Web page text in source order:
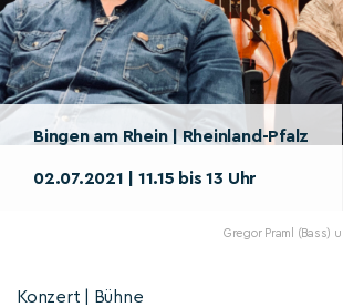
Bingen am Rhein | Rheinland-Pfalz
02.07.2021 | 11.15 bis 13 Uhr
Gregor Praml (Bass)
Konzert | Bühne